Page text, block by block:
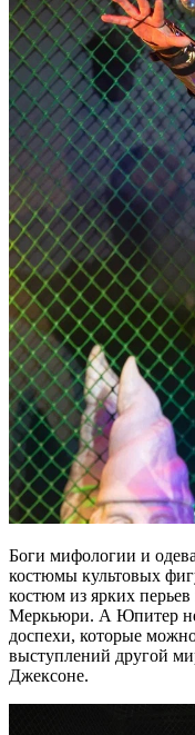
Боги мифологии и
костюмы культовых
костюм из ярких
Меркьюри. А Юпитер
доспехи, которые
выступлений другой
Джексоне.